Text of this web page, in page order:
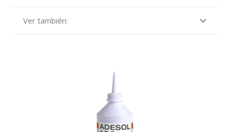
Ver también: